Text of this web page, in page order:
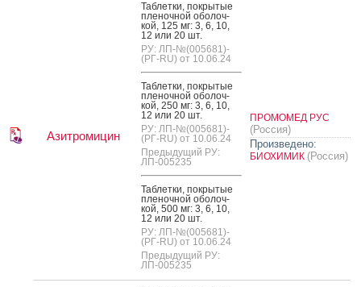
Азитромицин
Таб­летки, пок­ры­тые
пле­ноч­ной обо­лоч­
кой, 125 мг: 3, 6, 10,
12 или 20 шт.
РУ: ЛП-№(005681)-
(РГ-RU) от 10.06.24
Таб­летки, пок­ры­тые
пле­ноч­ной обо­лоч­
кой, 250 мг: 3, 6, 10,
12 или 20 шт.
РУ: ЛП-№(005681)-
(РГ-RU) от 10.06.24
Предыдущий РУ:
ЛП-005235
Таб­летки, пок­ры­тые
пле­ноч­ной обо­лоч­
кой, 500 мг: 3, 6, 10,
12 или 20 шт.
РУ: ЛП-№(005681)-
(РГ-RU) от 10.06.24
Предыдущий РУ:
ЛП-005235
ПРОМОМЕД РУС
(Россия)
Произведено:
БИОХИМИК (Россия)